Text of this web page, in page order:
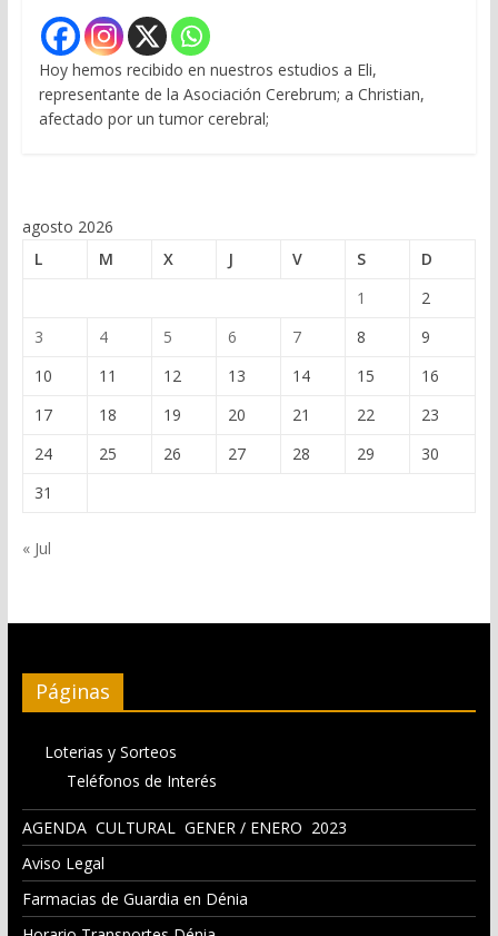
Hoy hemos recibido en nuestros estudios a Eli,
representante de la Asociación Cerebrum; a Christian,
afectado por un tumor cerebral;
agosto 2026
L
M X J V S
D
1
2
3
4 5 6 7 8
9
10
11 12 13 14 15
16
17
18 19 20 21 22
23
24
25 26 27 28 29
30
31
« Jul
Páginas
Loterias y Sorteos
Teléfonos de Interés
AGENDA CULTURAL GENER / ENERO 2023
Aviso Legal
Farmacias de Guardia en Dénia